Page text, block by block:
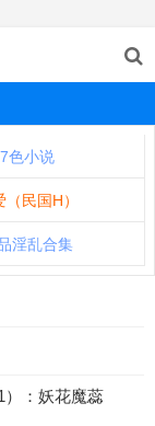
7色小说
（民国H）
淫乱合集
）：妖花魔蕊